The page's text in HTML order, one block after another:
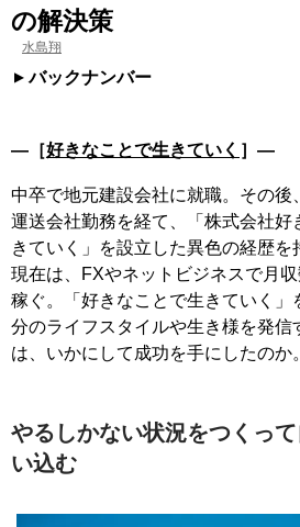
の解決策
水島翔
バックナンバー
―［好きなことで生きていく ］―
中卒で地元建設会社に就職。その後
運送会社勤務を経て、「株式会社好
きていく」を設立した異色の経歴を
現在は、FXやネットビジネスで月
稼ぐ。「好きなことで生きていく」
分のライフスタイルや生き様を発信
は、いかにして成功を手にしたのか。
やるしかない状況をつくっ
い込む